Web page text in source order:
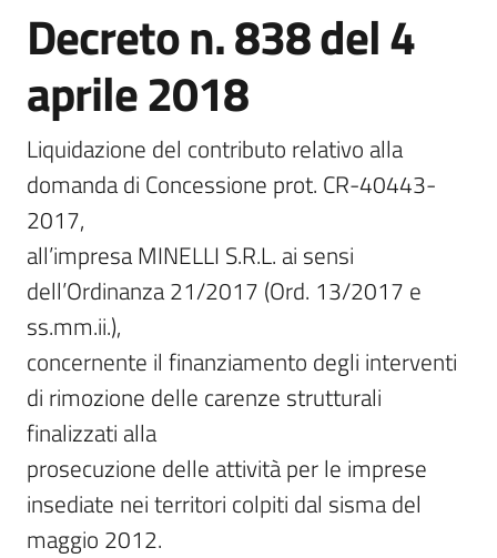
Decreto n. 838 del 4
aprile 2018
Liquidazione del contributo relativo alla
domanda di Concessione prot. CR-40443-
2017,
all’impresa MINELLI S.R.L. ai sensi
dell’Ordinanza 21/2017 (Ord. 13/2017 e
ss.mm.ii.),
concernente il finanziamento degli interventi
di rimozione delle carenze strutturali
finalizzati alla
prosecuzione delle attività per le imprese
insediate nei territori colpiti dal sisma del
maggio 2012.